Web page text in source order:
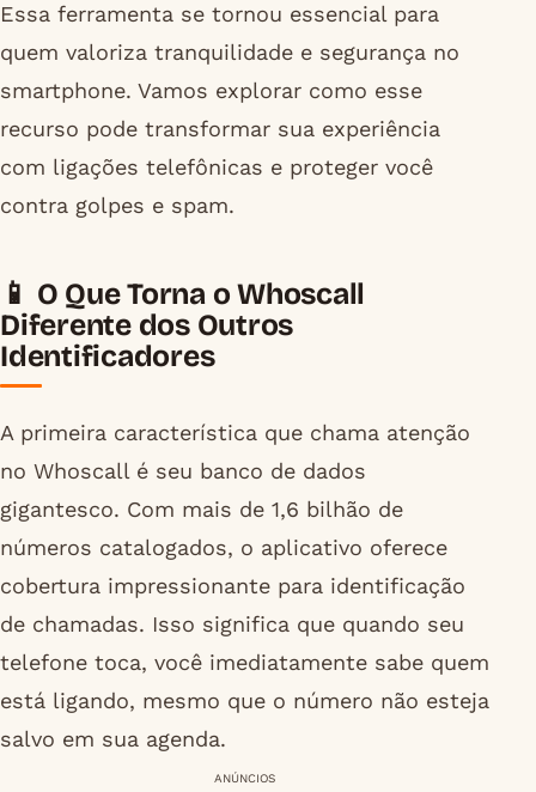
Essa ferramenta se tornou essencial para
quem valoriza tranquilidade e segurança no
smartphone. Vamos explorar como esse
recurso pode transformar sua experiência
com ligações telefônicas e proteger você
contra golpes e spam.
📱 O Que Torna o Whoscall
Diferente dos Outros
Identificadores
A primeira característica que chama atenção
no Whoscall é seu banco de dados
gigantesco. Com mais de 1,6 bilhão de
números catalogados, o aplicativo oferece
cobertura impressionante para identificação
de chamadas. Isso significa que quando seu
telefone toca, você imediatamente sabe quem
está ligando, mesmo que o número não esteja
salvo em sua agenda.
ANÚNCIOS